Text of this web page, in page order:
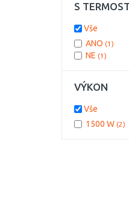
S
Vše
ANO (1)
NE (1)
VÝKON
Vše
1500 W (2)